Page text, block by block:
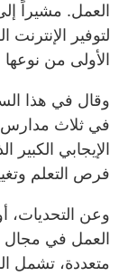
العمل. مشيراً
لتوفير الإنترنت
الأولى من
وقال في هذا
في ثلاث مدارس
الإيجابي
فرص التعلم
وعن التحديات،
العمل في مجال
متعددة، تشمل